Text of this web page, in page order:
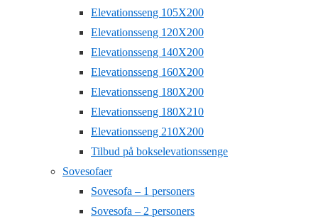
Elevationsseng 105X200
Elevationsseng 120X200
Elevationsseng 140X200
Elevationsseng 160X200
Elevationsseng 180X200
Elevationsseng 180X210
Elevationsseng 210X200
Tilbud på bokselevationssenge
Sovesofaer
Sovesofa – 1 personers
Sovesofa – 2 personers